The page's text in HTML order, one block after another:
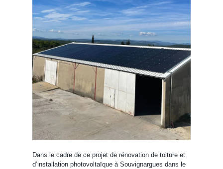
Dans le cadre de ce projet de rénovation de toiture et
d’installation photovoltaïque à Souvignargues dans le